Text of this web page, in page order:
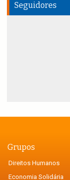
Seguidores
Grupos
Direitos Humanos
Economia Solidária